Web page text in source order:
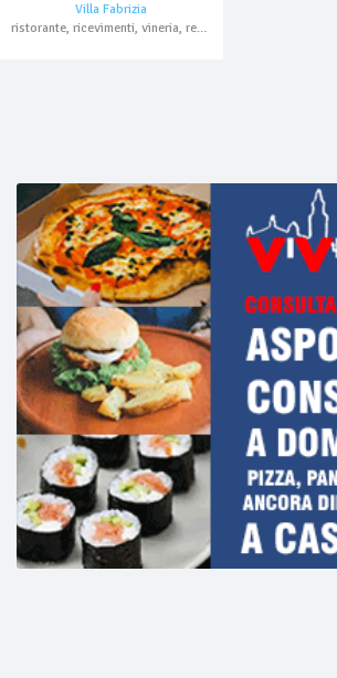
Villa Fabrizia
ristorante, ricevimenti, vineria, resort, pesce